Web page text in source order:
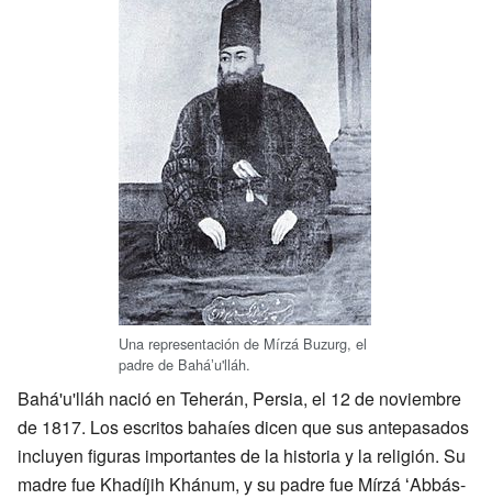
Una representación de Mírzá Buzurg, el
padre de Baháʼu'lláh.
Bahá'u'lláh nació en Teherán, Persia, el 12 de noviembre
de 1817. Los escritos bahaíes dicen que sus antepasados
incluyen figuras importantes de la historia y la religión. Su
madre fue Khadíjih Khánum, y su padre fue Mírzá ʻAbbás-